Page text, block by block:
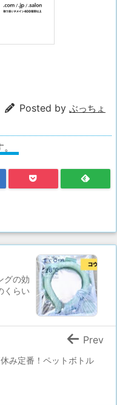
Posted by ぶっちょ
グの効
くらい
み定番！ペットボトル
Prev